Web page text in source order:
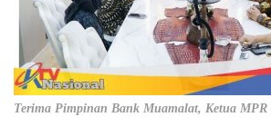
Terima Pimpinan Bank Muamalat, Ketua MPR